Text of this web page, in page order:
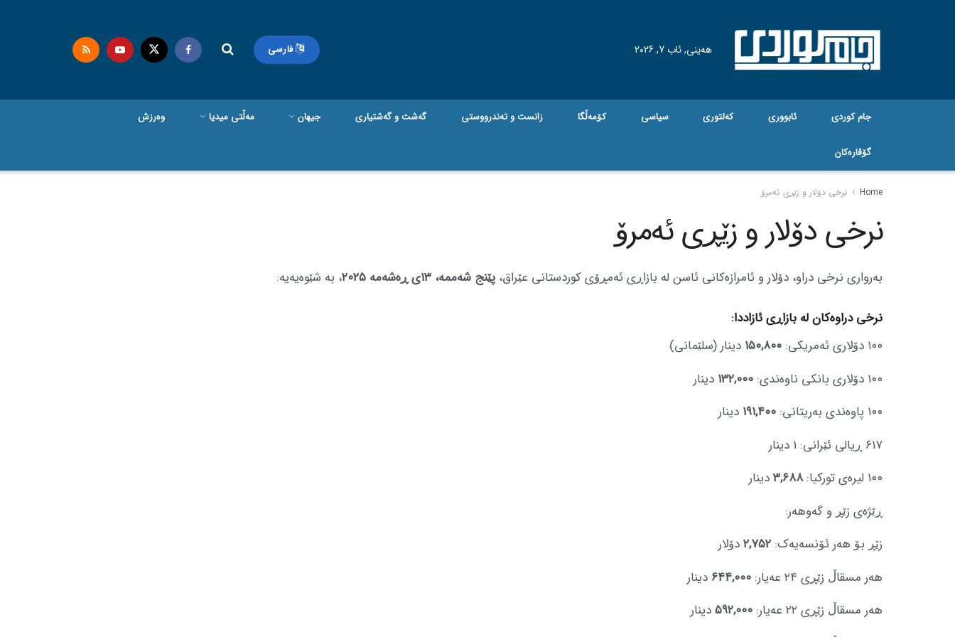
هه‌ینی, ئاب 7, 2026 فارسی
جام کوردی ئابووری کەلتوری سیاسی کۆمەڵگا زانست و تەندرووستی گه‌شت و گه‌شتیاری جیهان مەڵتی میدیا وەرزش
گۆڤاره‌کان
Home نرخی دۆلار و زێڕی ئەمرۆ
نرخی دۆلار و زێڕی ئەمرۆ
بەرواری نرخی دراو، دۆلار و ئامرازەکانی ئاسن لە بازاڕی ئەمڕۆی کوردستانی عێراق، پێنج شەممە، ١٣ی ڕەشەمە ٢٠٢٥، بە شێوەیەیە:
نرخی دراوەکان لە بازاڕی ئازاددا:
١٠٠ دۆلاری ئەمریکی:
١٥٠,٨٠٠ دینار (سلێمانی)
١٠٠ دۆلاری بانکی ناوەندی:
١٣٢,٠٠٠ دینار
١٠٠ پاوەندی بەریتانی:
١٩١,٤٠٠ دینار
٦١٧ ڕیالی ئێرانی: ١ دینار
١٠٠ لیرەی تورکیا:
٣,٦٨٨دینار
ڕێژەی زێڕ و گەوهەر:
زێڕ بۆ هەر ئۆنسەیەک: ٢,٧٥٢دۆلار
هەر مسقاڵ زێڕی ٢٤ عەیار:
٦٤٤,٠٠٠ دینار
هەر مسقاڵ زێڕی ٢٢ عەیار:
٥٩٢,٠٠٠دینار